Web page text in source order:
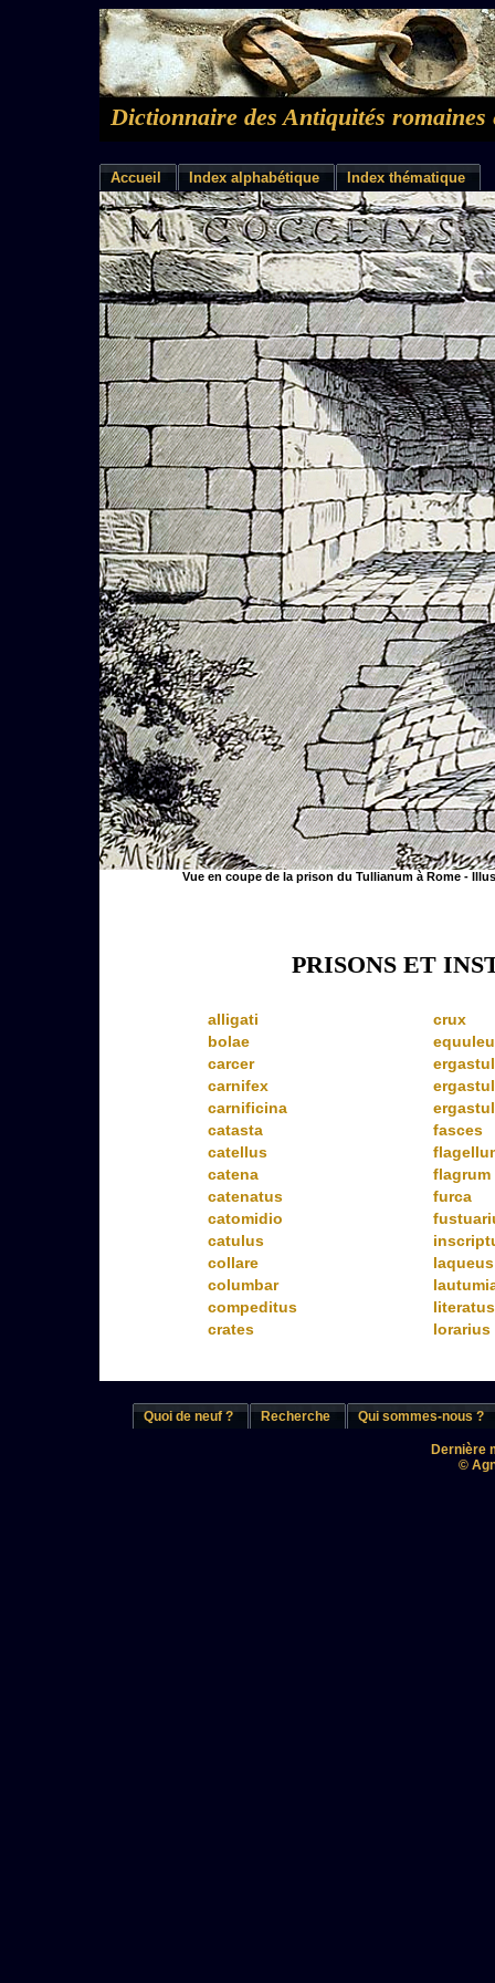
Dictionnaire des Antiquités romaines
Accueil Index alphabétique Index thématique
Vue en coupe de la prison du Tullianum à Rome -
PRISONS ET
alligati
crux
bolae
carcer
carnifex
carnificina
catasta
fasces
catellus
catena
flagrum
catenatus
furca
catomidio
catulus
collare
laqueus
columbar
compeditus
literatus
crates
lorarius
Quoi de neuf ? Recherche Qui sommes-nous ?
Dernière
©